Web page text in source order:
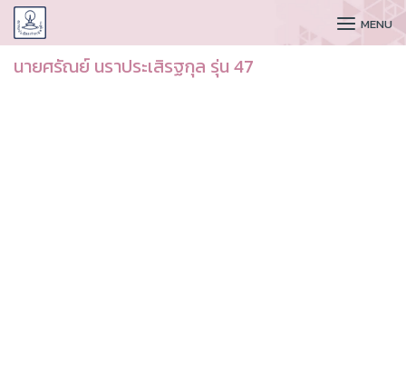
CUDAA MENU
นายศรัณย์ นราประเสิรฐกุล รุ่น 47